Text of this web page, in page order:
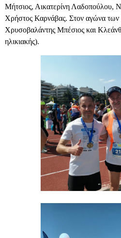
Μήτσιος, Αικατερίνη Λαδοπούλου,
Χρήστος Καρνάβας. Στον αγώνα των
Χρυσοβαλάντης Μπέσιος και
ηλικιακής).